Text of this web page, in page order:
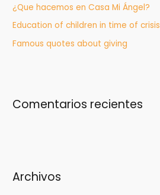
¿Que hacemos en Casa Mi Ángel?
Education of children in time of crisis
Famous quotes about giving
Comentarios recientes
Archivos